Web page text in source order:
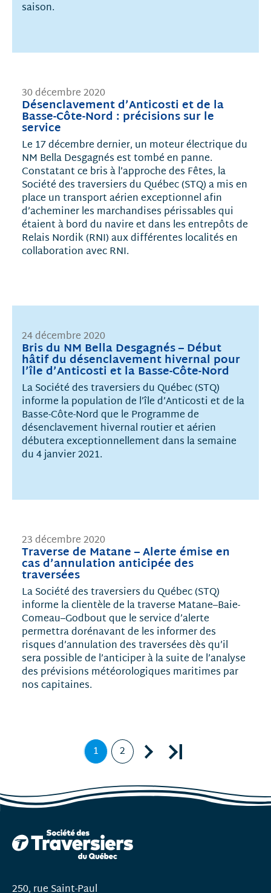
saison.
Désenclavement d’Anticosti et de la
Basse-Côte-Nord : précisions sur le
service
30 décembre 2020
Le 17 décembre dernier, un moteur électrique du
NM Bella Desgagnés est tombé en panne.
Constatant ce bris à l’approche des Fêtes, la
Société des traversiers du Québec (STQ) a mis en
place un transport aérien exceptionnel afin
d’acheminer les marchandises périssables qui
étaient à bord du navire et dans les entrepôts de
Relais Nordik (RNI) aux différentes localités en
collaboration avec RNI.
Bris du NM Bella Desgagnés – Début
hâtif du désenclavement hivernal pour
l’île d’Anticosti et la Basse-Côte-Nord
24 décembre 2020
La Société des traversiers du Québec (STQ)
informe la population de l’île d’Anticosti et de la
Basse-Côte-Nord que le Programme de
désenclavement hivernal routier et aérien
débutera exceptionnellement dans la semaine
du 4 janvier 2021.
Traverse de Matane – Alerte émise en
cas d’annulation anticipée des
traversées
23 décembre 2020
La Société des traversiers du Québec (STQ)
informe la clientèle de la traverse Matane–Baie-
Comeau–Godbout que le service d’alerte
permettra dorénavant de les informer des
risques d’annulation des traversées dès qu’il
sera possible de l’anticiper à la suite de l’analyse
des prévisions météorologiques maritimes par
nos capitaines.
Page
1
,
page
Page
2 Page suivante, page 2 Dernière page, page 2
250, rue Saint-Paul